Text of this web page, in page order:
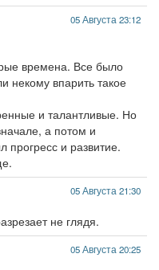
05 Августа 23:12
времена. Все было
некому впарить такое
и талантливые. Но
а потом и
прогресс и развитие.
05 Августа 21:30
не глядя.
05 Августа 20:25